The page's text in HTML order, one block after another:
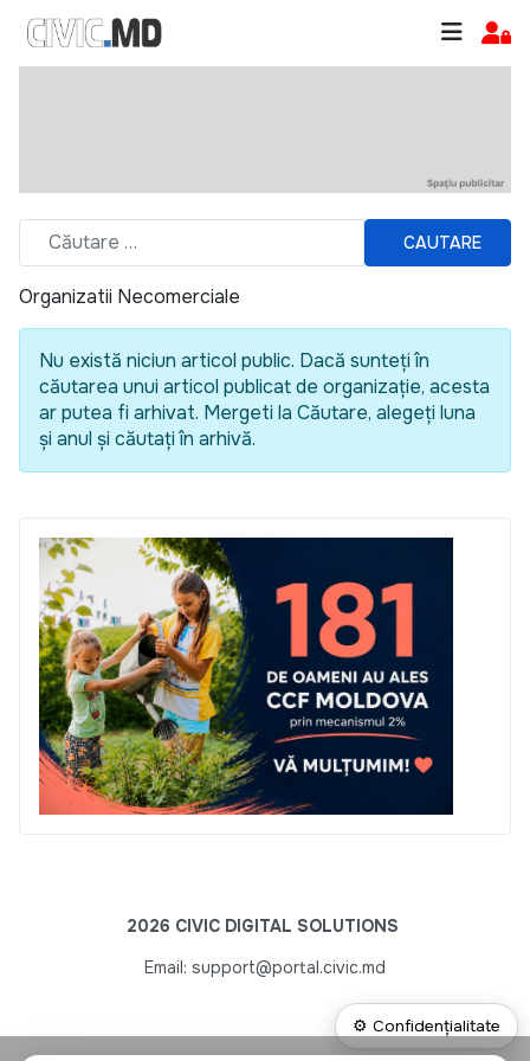
CAUTARE
Organizatii Necomerciale
Nu există niciun articol public. Dacă sunteți în
căutarea unui articol publicat de organizație, acesta
ar putea fi arhivat. Mergeti la Căutare, alegeți luna
și anul și căutați în arhivă.
2026 CIVIC DIGITAL SOLUTIONS
Email: support@portal.civic.md
⚙ Confidențialitate